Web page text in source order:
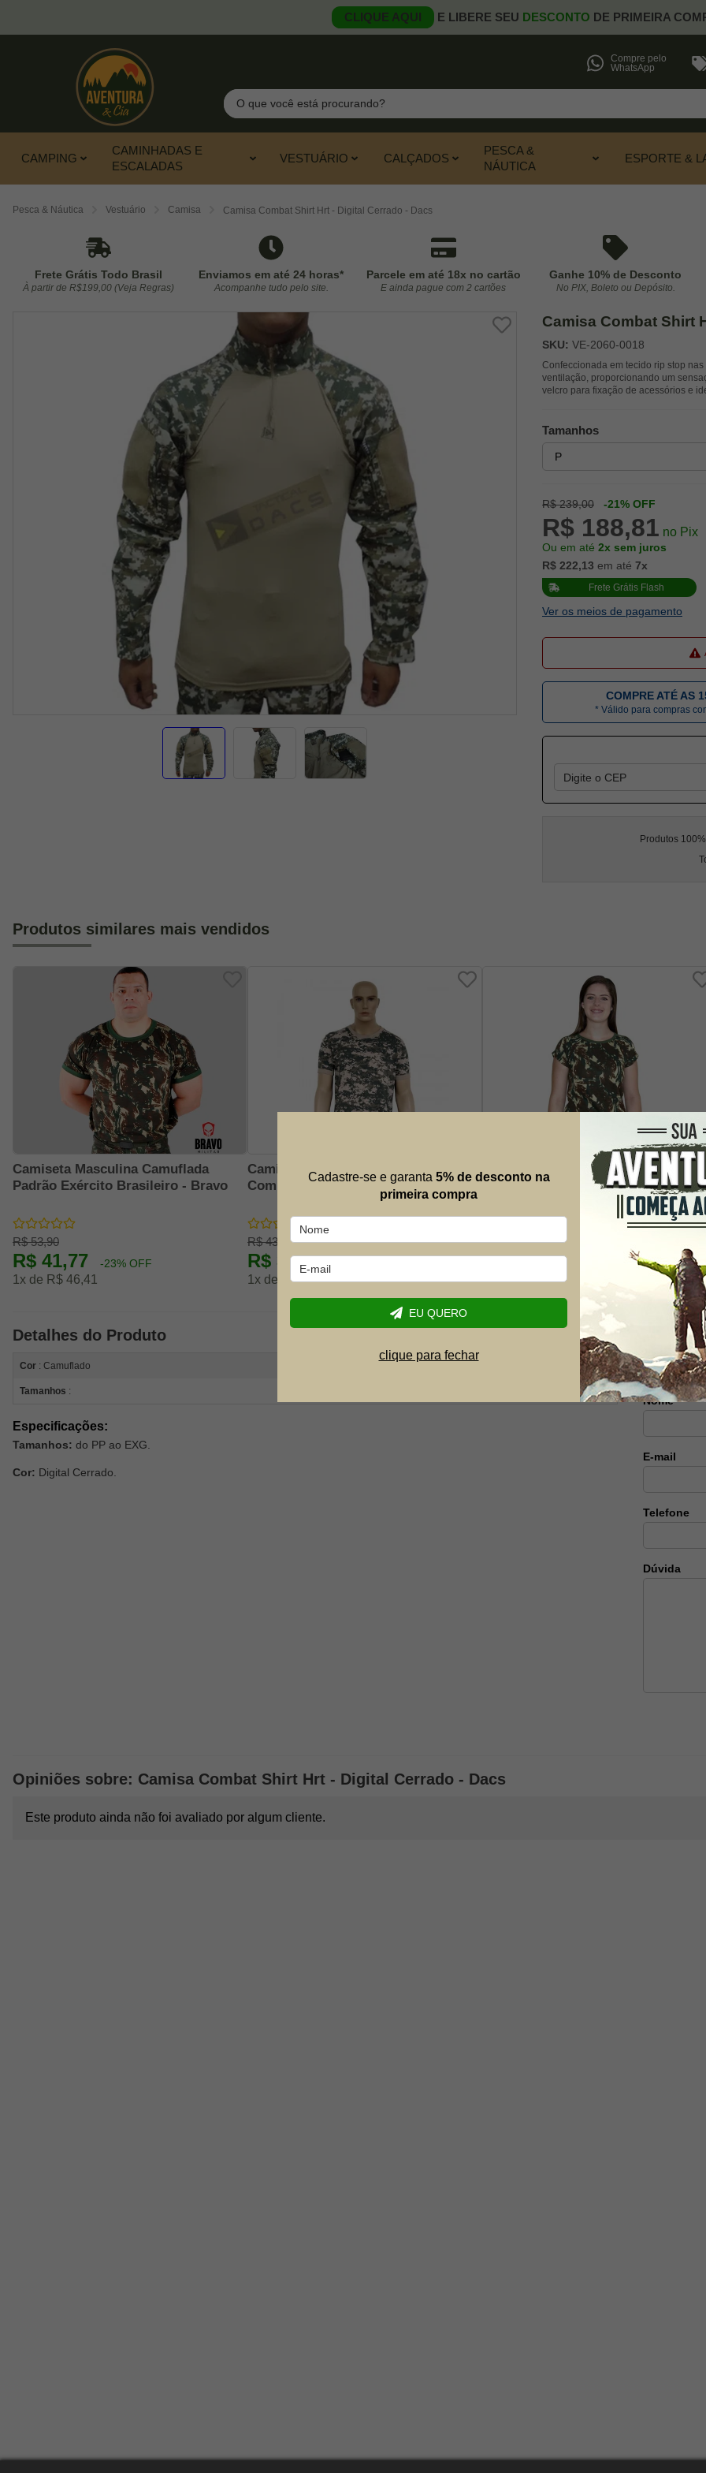
CLIQUE AQUI E LIBERE SEU DESCONTO DE PRIMEIRA
Compre pelo
WhatsApp
Pesquisar
CAMPING
CAMINHADAS E
ESCALADAS
VESTUÁRIO CALÇADOS
PESCA &
NÁUTICA
ESPORTE &
Pesca & Náutica Vestuário Camisa Camisa Combat Shirt Hrt - Digital Cerrado - Dacs
Frete Grátis Todo Brasil
À partir de R$199,00 (Veja Regras)
Enviamos em até 24 horas*
Acompanhe tudo pelo site.
Parcele em até 18x no cartão
E ainda pague com 2 cartões
Ganhe 10% de Desconto
No PIX, Boleto ou Depósito.
Camisa Combat Shirt
SKU: VE-2060-0018
Confeccionada em tecido rip stop
ventilação, proporcionando um
velcro para fixação de acessórios e
Tamanhos
R$ 239,00 -21% OFF
R$ 188,81 no Pix
Ou em até 2x sem juros
R$ 222,13 em até 7x
Frete Grátis Flash
Ver os meios de pagamento
COMPRE ATÉ AS
* Válido para compras
Produtos
Produtos similares mais vendidos
Camiseta Masculina Camuflada
Padrão Exército Brasileiro - Bravo
R$ 53,90
R$ 41,77 -23% OFF
1x de R$ 46,41
Camiseta Camuflada Digital Army
Combaty - Bravo
R$ 43,90
R$ 33,96
1x de R$ 37,73
Baby Look Camuflada Exercito 2 -
Bravo
R$ 39,90
R$ 30,05
1x de R$ 33,39
Detalhes do Produto
Cor : Camuflado
Tamanhos :
Especificações:
Tamanhos: do PP ao EXG.
Cor: Digital Cerrado.
Mais
Envie suas
possível.
Nome
E-mail
Telefone
Dúvida
Opiniões sobre: Camisa Combat Shirt Hrt - Digital Cerrado - Dacs
Este produto ainda não foi avaliado por algum cliente.
Cadastre-se e garanta 5% de desconto na
primeira compra
EU QUERO
clique para fechar